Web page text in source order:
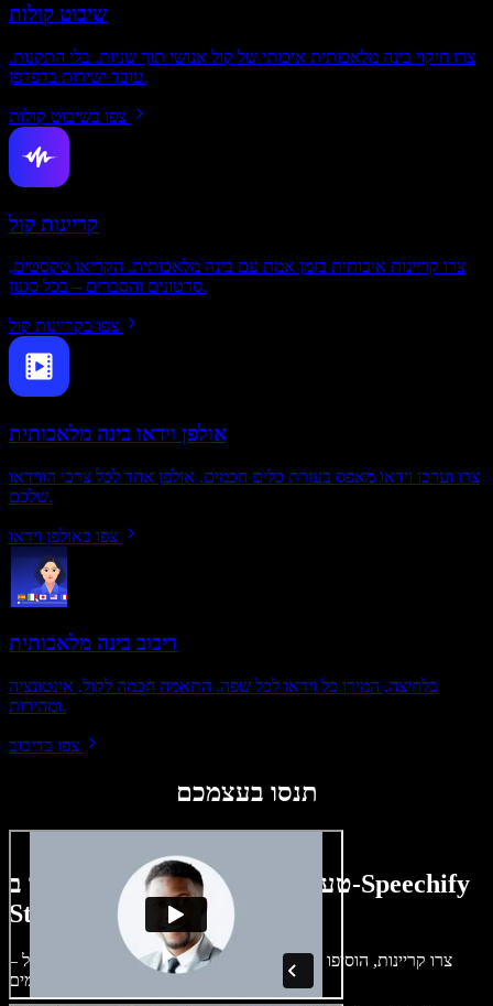
שיבוט קולות
צרו חיקוי בינה מלאכותית איכותי של קול אנושי תוך שניות. בלי התקנות.
עובד ישירות בדפדפן.
צפו בשיבוט קולות
קריינות קול
צרו קריינות איכותית בזמן אמת עם בינה מלאכותית. הקריאו טקסטים,
סרטונים והסברים – בכל סגנון.
צפו בקריינות קול
אולפן וידאו בינה מלאכותית
צרו וערכו וידאו מאפס בעזרת כלים חכמים. אולפן אחד לכל צרכי הווידאו
שלכם.
צפו באולפן וידאו
דיבוב בינה מלאכותית
בלחיצה, המירו כל וידאו לכל שפה. התאמה חכמה לקול, אינטונציה
ומהירות.
צפו בדיבוב
תנסו בעצמכם
טעימה קטנה ממה שתוכלו ליצור ב-Speechify
Studio.
צרו קריינות, הוסיפו תמונות ללא זכויות, אודיו, סרטונים ושיבוט קול –